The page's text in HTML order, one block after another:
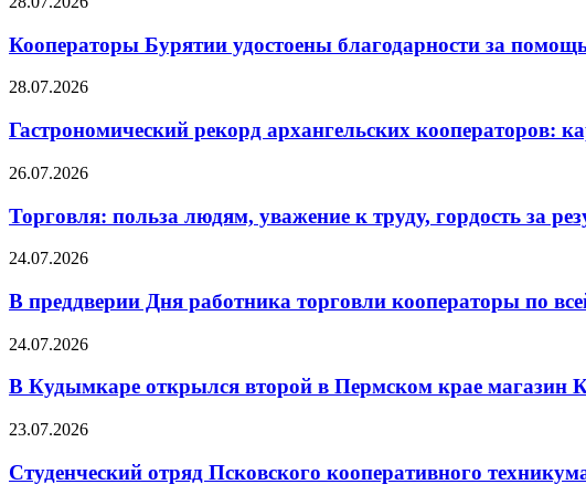
Кооператоры Бурятии удостоены благодарности за
28.07.2026
Гастрономический рекорд архангельских кооператоров:
26.07.2026
Торговля: польза людям, уважение к труду, гордость за
24.07.2026
В преддверии Дня работника торговли кооператоры по
24.07.2026
В Кудымкаре открылся второй в Пермском крае
23.07.2026
Студенческий отряд Псковского кооперативного